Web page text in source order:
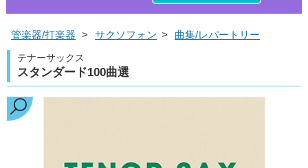
管楽器/打楽器 > サクソフォン > 曲集/レパートリー
テナーサックス
スタンダード100曲選